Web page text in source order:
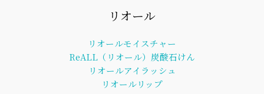
リオール
リオールモイスチャー
ReALL（リオール）炭酸石けん
リオールアイラッシュ
リオールリップ